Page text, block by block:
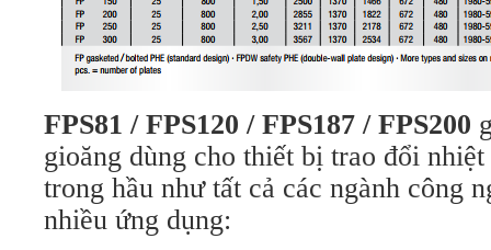
FPS81 / FPS120 / FPS187 / FPS200
gioăng dùng cho thiết bị trao đổi
trong hầu như tất cả các ngành công
nhiều ứng dụng: